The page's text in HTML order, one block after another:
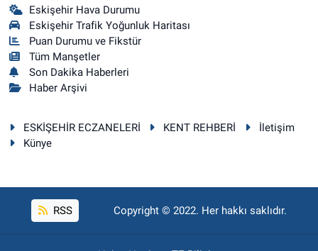
Eskişehir Hava Durumu
Eskişehir Trafik Yoğunluk Haritası
Puan Durumu ve Fikstür
Tüm Manşetler
Son Dakika Haberleri
Haber Arşivi
ESKİŞEHİR ECZANELERİ KENT REHBERİ
İletişim
Künye
RSS Copyright © 2022. Her hakkı saklıdır.